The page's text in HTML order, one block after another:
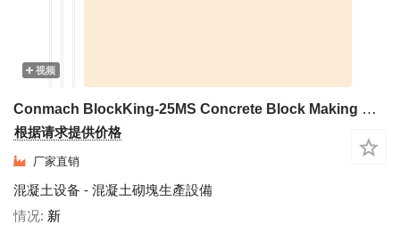
视频
Conmach BlockKing-25MS Concrete Block Making Machine -12.000 units/shift
根据请求提供价格
厂家直销
混凝土设备 - 混凝土砌塊生產設備
情况 新